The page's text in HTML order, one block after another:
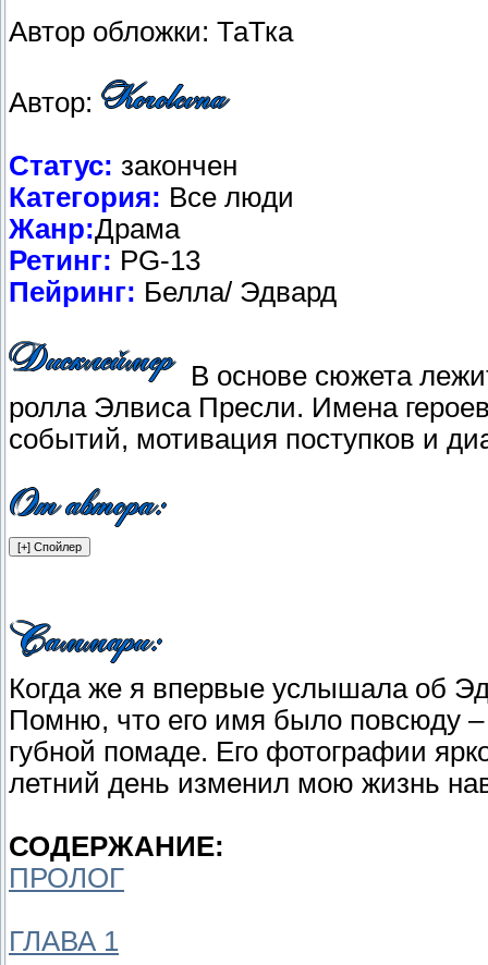
Автор обложки: ТаТка
Автор:
Статус: закончен
Категория: Все люди
Жанр:Драма
Ретинг: PG-13
Пейринг: Белла/ Эдвард
В основе сюжета
ролла Элвиса Пресли. Имена
событий, мотивация поступков и
Когда же я впервые услышала об
Помню, что его имя было повсюду –
губной помаде. Его фотографии
летний день изменил мою жизнь
СОДЕРЖАНИЕ:
ПРОЛОГ
ГЛАВА 1